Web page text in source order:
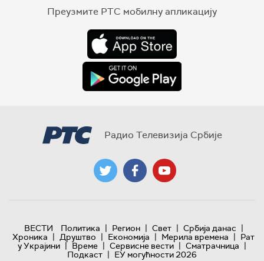
Преузмите РТС мобилну апликацију
Радио Телевизија Србије
ВЕСТИ Политика | Регион | Свет | Србија данас |
Хроника | Друштво | Економија | Мерила времена | Рат
у Украјини | Време | Сервисне вести | Сматрачница |
Подкаст | ЕУ могућности 2026